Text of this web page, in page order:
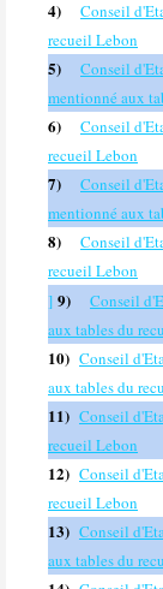
4)
Conseil
recueil Lebon
5)
Conseil
mentionné aux
6)
Conseil
recueil Lebon
7)
Conseil
mentionné aux
8)
Conseil
recueil Lebon
] 9)
Conseil
aux tables du
10) Conseil
aux tables du
11) Conseil
recueil Lebon
12) Conseil
recueil Lebon
13) Conseil
aux tables du